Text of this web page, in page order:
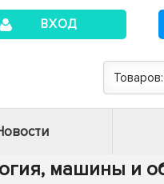
ВХОД
Товаров:
машины и